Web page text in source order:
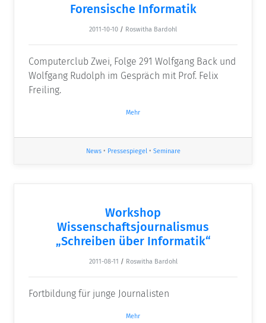
Forensische Informatik
2011-10-10 / Roswitha Bardohl
Computerclub Zwei, Folge 291 Wolfgang Back und
Wolfgang Rudolph im Gespräch mit Prof. Felix
Freiling.
Mehr
News• Pressespiegel• Seminare
Workshop
Wissenschaftsjournalismus
„Schreiben über Informatik“
2011-08-11 / Roswitha Bardohl
Fortbildung für junge Journalisten
Mehr